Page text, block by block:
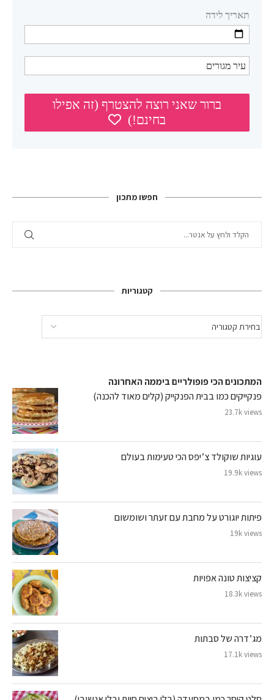
חפשו מתכון
קטגוריות
המתכונים הכי פופולריים ביממה האחרונה
פנקייקים כמו בבית הפנקייק (קלים מאוד להכנה)
23.7k views
עוגיות שוקולד צ’יפס הכי טעימות בעולם
19.9k views
פיתות יוגורט על מחבת עם זעתר ושומשום
19k views
קציצות טונה אפויות
18.3k views
מג’דרה של סבתות
17.1k views